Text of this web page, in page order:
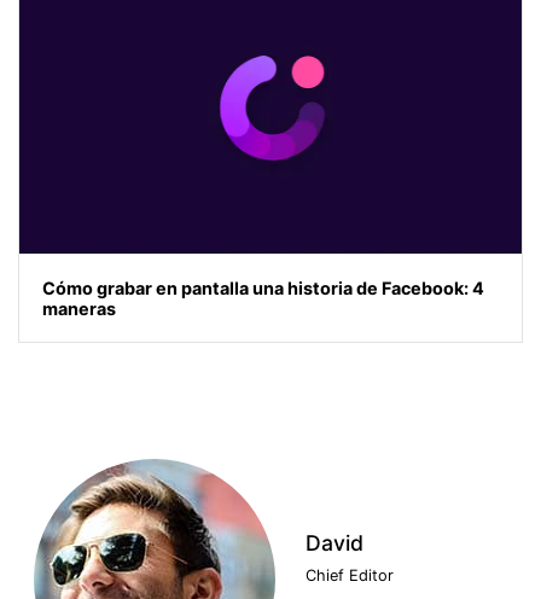
Cómo grabar en pantalla una historia de Facebook: 4
maneras
David
Chief Editor